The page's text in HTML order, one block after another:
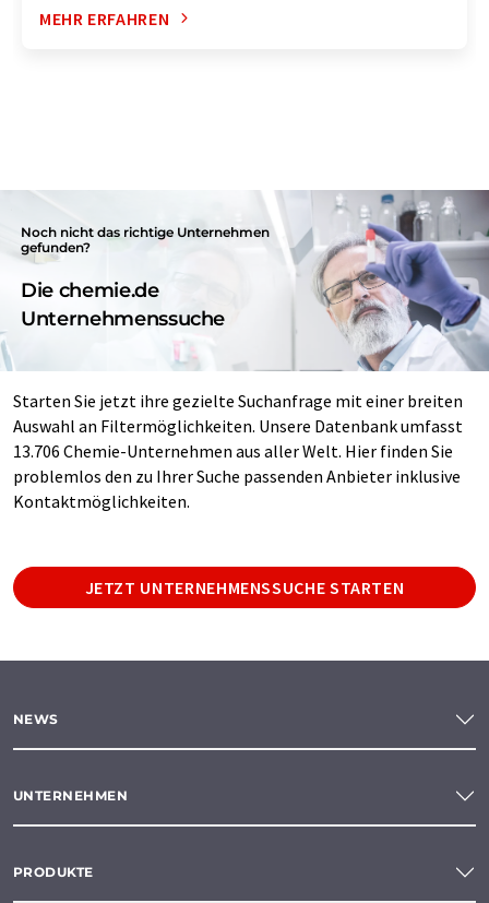
MEHR ERFAHREN
Noch nicht das richtige Unternehmen
gefunden?
Die chemie.de
Unternehmenssuche
Starten Sie jetzt ihre gezielte Suchanfrage mit einer breiten
Auswahl an Filtermöglichkeiten. Unsere Datenbank umfasst
13.706 Chemie-Unternehmen aus aller Welt. Hier finden Sie
problemlos den zu Ihrer Suche passenden Anbieter inklusive
Kontaktmöglichkeiten.
JETZT UNTERNEHMENSSUCHE STARTEN
NEWS
UNTERNEHMEN
PRODUKTE